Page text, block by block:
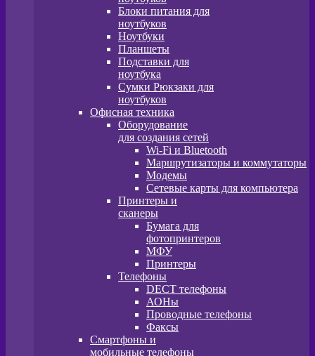
Блоки питания для
ноутбуков
Ноутбуки
Планшеты
Подставки для
ноутбука
Сумки Рюкзаки для
ноутбуков
Офисная техника
Оборудование
для создания сетей
Wi-Fi и Bluetooth
Маршрутизаторы и коммутаторы
Модемы
Сетевые карты для компьютера
Принтеры и
сканеры
Бумага для
фотопринтеров
МФУ
Принтеры
Телефоны
DECT телефоны
АОНы
Проводные телефоны
Факсы
Смартфоны и
мобильные телефоны